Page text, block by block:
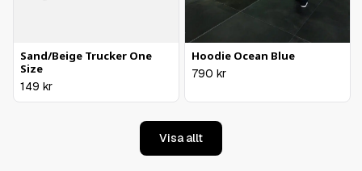
Sand/Beige Trucker One
Size
149 kr
Hoodie Ocean Blue
790 kr
Visa allt